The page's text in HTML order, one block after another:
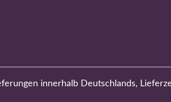
innerhalb Deutschlands,